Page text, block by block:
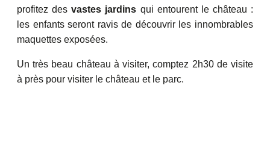
profitez desvastes jardins qui entourent le château :
les enfants seront ravis de découvrir les innombrables
maquettes exposées.
Un très beau château à visiter, comptez 2h30 de visite
à près pour visiter le château et le parc.